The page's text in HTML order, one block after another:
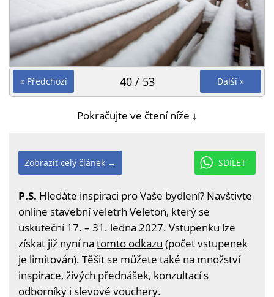
« Předchozí Další »
40 / 53
Pokračujte ve čtení níže ↓
SDÍLET
Zobrazit celý článek →
P.S. Hledáte inspiraci pro Vaše bydlení? Navštivte
online stavební veletrh Veleton, který se
uskuteční 17. – 31. ledna 2027. Vstupenku lze
získat již nyní na tomto odkazu (počet vstupenek
je limitován). Těšit se můžete také na množství
inspirace, živých přednášek, konzultací s
odborníky i slevové vouchery.